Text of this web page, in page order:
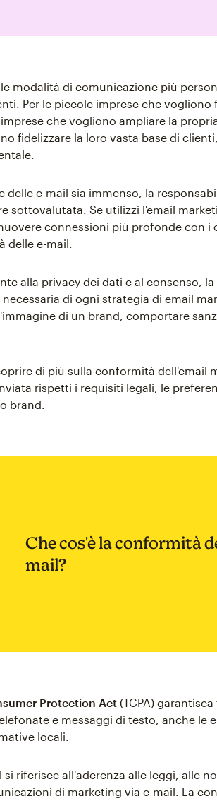
modalità di comunicazione più
Per le piccole imprese che vogliono
che vogliono ampliare la
fidelizzare la loro vasta base di
delle e-mail sia immenso, la
sottovalutata. Se utilizzi l'email
connessioni più profonde con i
delle e-mail.
alla privacy dei dati e al consenso,
di ogni strategia di email
di un brand, comportare
di più sulla conformità dell'email
rispetti i requisiti legali, le
brand.
Che cos'è la conformità
mail?
Protection Act (TCPA)
e messaggi di testo, anche le
locali.
riferisce all'aderenza alle leggi, alle
di marketing via e-mail. La